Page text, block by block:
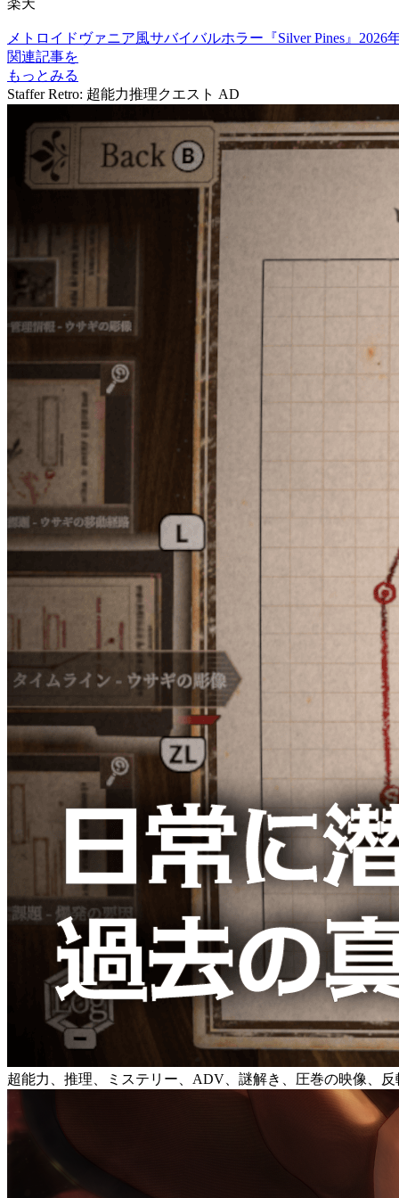
メトロイドヴァニア風サバイバルホラー『Silver Pines』
関連記事を
もっとみる
Staffer Retro: 超能力推理クエスト AD
超能力、推理、ミステリー、ADV、謎解き、圧巻の映像、反